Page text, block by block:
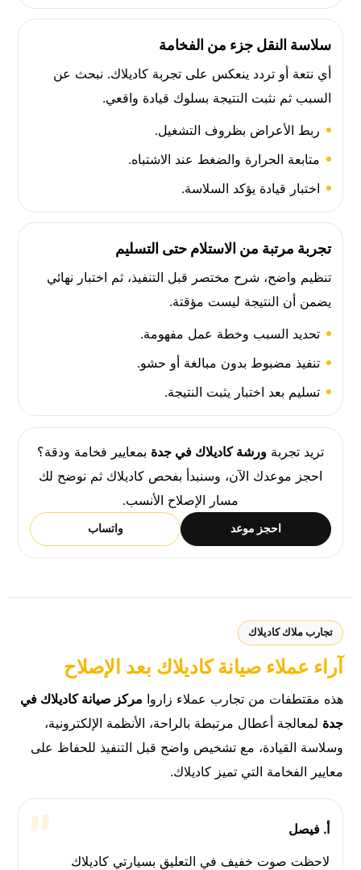
سلاسة النقل جزء من الفخامة
أي نتعة أو تردد ينعكس على تجربة كاديلاك. نبحث عن
السبب ثم نثبت النتيجة بسلوك قيادة واقعي.
ربط الأعراض بظروف التشغيل.
متابعة الحرارة والضغط عند الاشتباه.
اختبار قيادة يؤكد السلاسة.
تجربة مرتبة من الاستلام حتى التسليم
تنظيم واضح، شرح مختصر قبل التنفيذ، ثم اختبار نهائي
يضمن أن النتيجة ليست مؤقتة.
تحديد السبب وخطة عمل مفهومة.
تنفيذ مضبوط بدون مبالغة أو حشو.
تسليم بعد اختبار يثبت النتيجة.
تريد تجربة ورشة كاديلاك في جدة بمعايير فخامة ودقة؟
احجز موعدك الآن، وسنبدأ بفحص كاديلاك ثم نوضح لك
مسار الإصلاح الأنسب.
احجز موعد واتساب
تجارب ملاك كاديلاك
آراء عملاء صيانة كاديلاك بعد الإصلاح
هذه مقتطفات من تجارب عملاء زاروا مركز صيانة كاديلاك في
جدة لمعالجة أعطال مرتبطة بالراحة، الأنظمة الإلكترونية،
وسلاسة القيادة، مع تشخيص واضح قبل التنفيذ للحفاظ على
معايير الفخامة التي تميز كاديلاك.
أ. فيصل
لاحظت صوت خفيف في التعليق بسيارتي كاديلاك